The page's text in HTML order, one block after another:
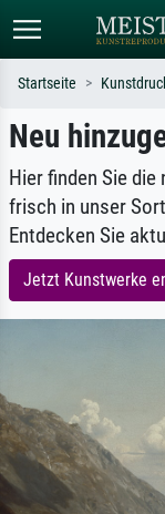
oder Stilen – z.B.
Sternennacht,
Hokusai, Akt.
Startseite
Neu
Hier finden Sie
frisch in unser
Entdecken Sie
Jetzt Kunstwerke